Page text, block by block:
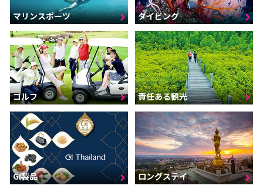
マリンスポーツ ダイビング
ゴルフ 責任ある観光
GI製品 ロングステイ